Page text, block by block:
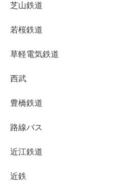
芝山鉄道
若桜鉄道
草軽電気鉄道
西武
豊橋鉄道
路線バス
近江鉄道
近鉄